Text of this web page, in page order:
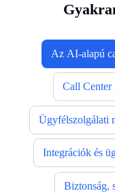
Az AI-alapú
Call Center
Ügyfélszolgálati
Integrációk és
Biztonság,